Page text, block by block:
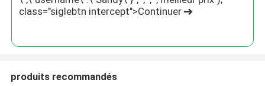
class="siglebtn intercept">Continuer
produits recommandés